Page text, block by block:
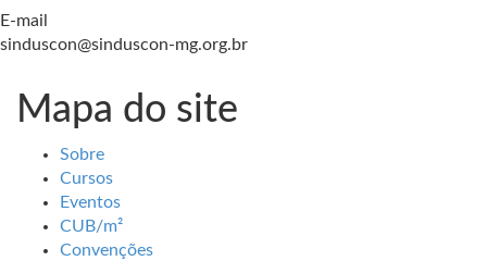
E-mail
sinduscon@sinduscon-mg.org.br
Mapa do site
Sobre
Cursos
Eventos
CUB/m²
Convenções